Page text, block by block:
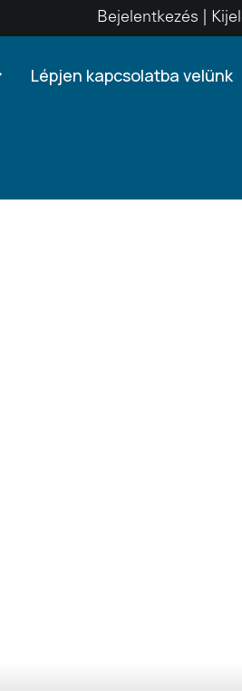
Bejelentkezés |
Lépjen kapcsolatba velünk